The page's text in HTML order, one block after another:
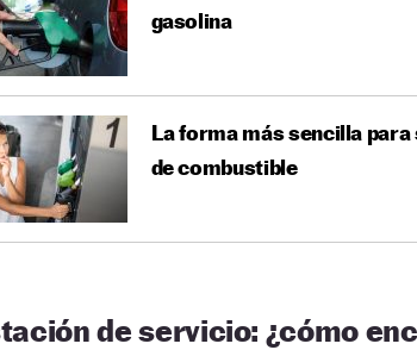
gasolina
La forma más sencilla
de combustible
de servicio: ¿cómo